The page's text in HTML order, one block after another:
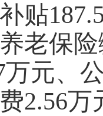
贴
老保险
万元、
2.56万